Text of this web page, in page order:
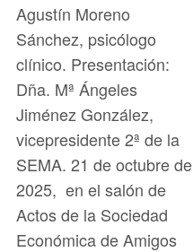
Agustín Moreno
Sánchez, psicólogo
clínico. Presentación:
Dña. Mª Ángeles
Jiménez González,
vicepresidente 2ª de la
SEMA. 21 de octubre de
2025, en el salón de
Actos de la Sociedad
Económica de Amigos